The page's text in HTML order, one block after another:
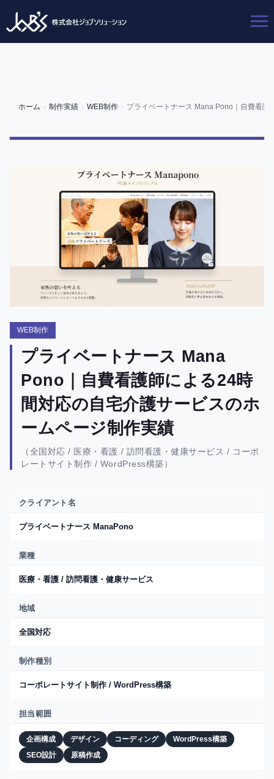
ホーム › 制作実績 › WEB制作 › プライベートナース Mana Pono｜自費看
WEB制作
プライベートナース Mana
Pono｜自費看護師による24時
間対応の自宅介護サービスのホ
ームページ制作実績
（全国対応 / 医療・看護 / 訪問看護・健康サービス / コーポ
レートサイト制作 / WordPress構築）
クライアント名
プライベートナース ManaPono
業種
医療・看護 / 訪問看護・健康サービス
地域
全国対応
制作種別
コーポレートサイト制作 / WordPress構築
担当範囲
企画構成 デザイン コーディング
WordPress構築
SEO設計
原稿作成